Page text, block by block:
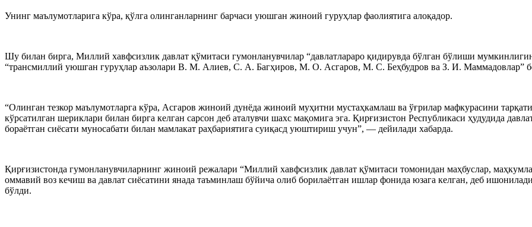
Унинг маълумотларига кўра, қўлга олинганларнинг барчаси уюшган жиноий гуруҳлар фаолиятига алоқадор.
Шу билан бирга, Миллий хавфсизлик давлат қўмитаси гумонланувчилар “давлатлараро қидирувда бўлган бўлиши
“трансмиллий уюшган гуруҳлар аъзолари В. М. Алиев, С. А. Багҳиров, М. О. Асгаров, М. С. Беҳбудров ва З. И. Маммадовлар”
“Олинган тезкор маълумотларга кўра, Асгаров жиноий дунёда жиноий муҳитни мустаҳкамлаш ва ўғрилар мафкурасини
кўрсатилган шериклари билан бирга келган сарсон деб аталувчи шахс мақомига эга. Қирғизистон Республикаси ҳудудида
бораётган сиёсати муносабати билан мамлакат раҳбариятига суиқасд уюштириш учун”, — дейилади хабарда.
Қирғизистонда гумонланувчиларнинг жиноий режалари “Миллий хавфсизлик давлат қўмитаси томонидан маҳбуслар,
оммавий воз кечиш ва давлат сиёсатини янада таъминлаш бўйича олиб борилаётган ишлар фонида юзага келган, деб
бўлди.